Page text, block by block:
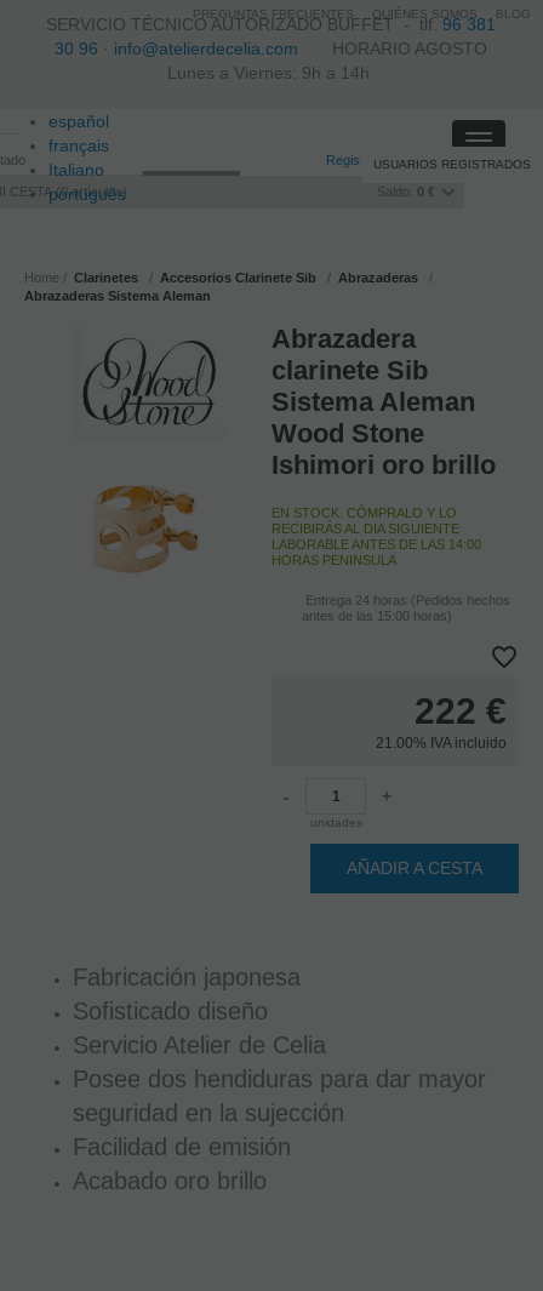
SERVICIO TÉCNICO AUTORIZADO BUFFET -tlf.96 381
30 96 · info@atelierdecelia.com HORARIO AGOSTO
Lunes a Viernes: 9h a 14h
español
français
Italiano
português
Registro /Iniciar sesión
CESTA 0artículos Saldo: 0 €
USUARIOS REGISTRADOS
Toggle
Home Clarinetes Accesorios Clarinete Sib
Abrazaderas
Abrazaderas Sistema Aleman
Abrazadera
clarinete Sib
Sistema Aleman
Wood Stone
Ishimori oro brillo
EN STOCK. CÓMPRALO Y LO
RECIBIRÁS AL DIA SIGUIENTE
LABORABLE ANTES DE LAS 14:00
HORAS PENINSULA
Entrega 24 horas (Pedidos hechos
antes de las 15:00 horas)
222 €
21.00% IVA incluido
-
unidades
+
AÑADIR A CESTA
Fabricación japonesa
Sofisticado diseño
Servicio Atelier de Celia
Posee dos hendiduras para dar mayor
seguridad en la sujección
Facilidad de emisión
Acabado oro brillo
PREGUNTAS FRECUENTES QUIÉNES SOMOS BLOG